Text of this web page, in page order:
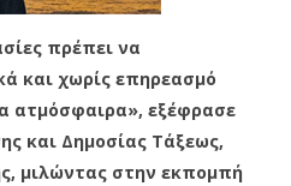
πρέπει να
και χωρίς επηρεασμό
ατμόσφαιρα», εξέφρασε
και Δημοσίας Τάξεως,
μιλώντας στην εκπομπή